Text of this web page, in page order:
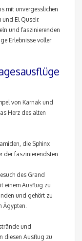
mit unvergesslichen
El Quseir.
und faszinierenden
Erlebnisse voller
von Karnak und
Herz des alten
die Sphinx
der faszinierendsten
des Grand
einem Ausflug zu
und gehört zu
Ägypten.
und
diesen Ausflug zu